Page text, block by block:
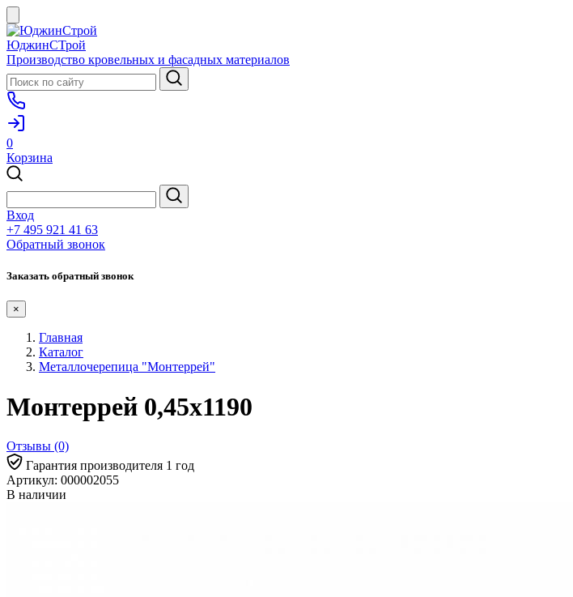
ЮджинСТрой
Производство кровельных и фасадных материалов
0
Корзина
Вход
+7 495 921 41 63
Обратный звонок
Заказать обратный звонок
×
Главная
Каталог
Металлочерепица "Монтеррей"
Монтеррей 0,45х1190
Отзывы (0)
Гарантия производителя 1 год
Артикул: 000002055
В наличии